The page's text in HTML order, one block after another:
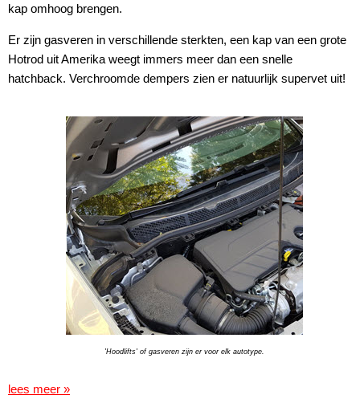
kap omhoog brengen.
Er zijn gasveren in verschillende sterkten, een kap van een grote
Hotrod uit Amerika weegt immers meer dan een snelle
hatchback. Verchroomde dempers zien er natuurlijk supervet uit!
'Hoodlifts' of gasveren zijn er voor elk autotype.
lees meer »